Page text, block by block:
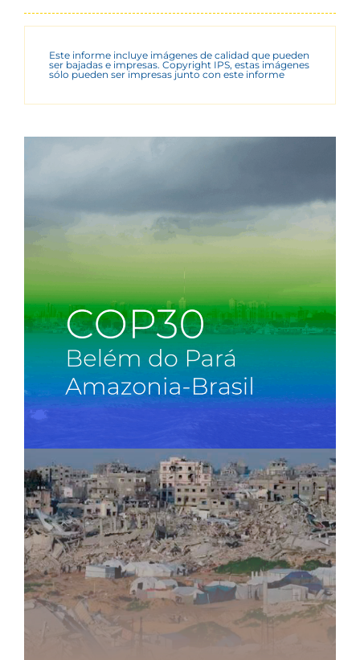
Este informe incluye imágenes de calidad que pueden
ser bajadas e impresas. Copyright IPS, estas imágenes
sólo pueden ser impresas junto con este informe